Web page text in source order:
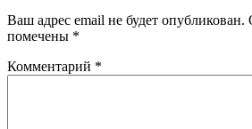
Ваш адрес email не будет опубликован.
помечены *
Комментарий *